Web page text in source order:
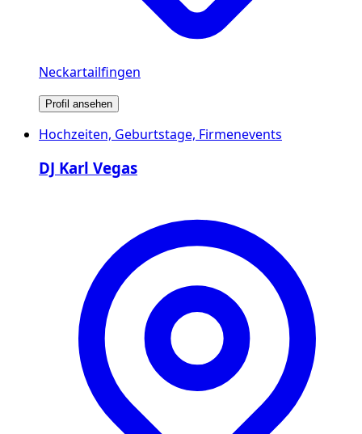
Neckartailfingen
Profil ansehen
Hochzeiten, Geburtstage, Firmenevents
DJ Karl Vegas